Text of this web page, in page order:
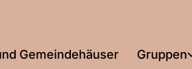
Gemeindehäuser Gruppen